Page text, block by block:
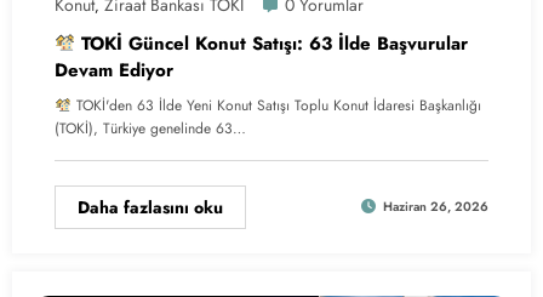
,
TOKİ Güncel Konut Satışı: 63 İlde Başvurular
Devam Ediyor
TOKİ'den 63 İlde Yeni Konut Satışı Toplu Konut İdaresi Başkanlığı
(TOKİ), Türkiye genelinde 63…
Daha fazlasını oku Haziran 26, 2026